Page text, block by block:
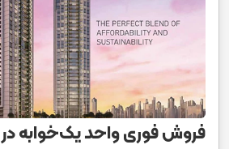
فروش فوری واحد یک‌خوابه در JVC